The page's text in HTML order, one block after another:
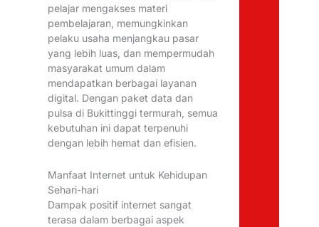
pelajar mengakses materi
pembelajaran, memungkinkan
pelaku usaha menjangkau pasar
yang lebih luas, dan mempermudah
masyarakat umum dalam
mendapatkan berbagai layanan
digital. Dengan paket data dan
pulsa di Bukittinggi termurah, semua
kebutuhan ini dapat terpenuhi
dengan lebih hemat dan efisien.
Manfaat Internet untuk Kehidupan
Sehari-hari
Dampak positif internet sangat
terasa dalam berbagai aspek